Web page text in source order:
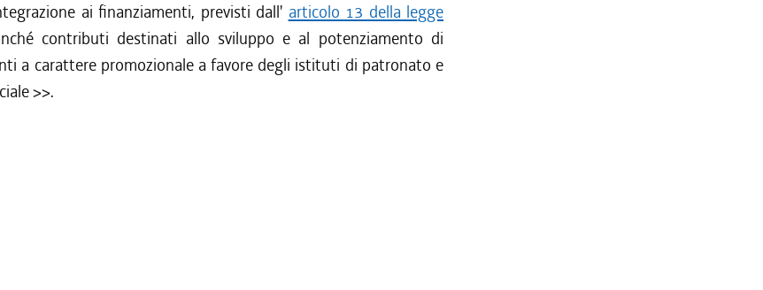
ai finanziamenti, previsti dall' articolo 13 della legge
contributi destinati allo sviluppo e al potenziamento di
a carattere promozionale a favore degli istituti di patronato e
>>.